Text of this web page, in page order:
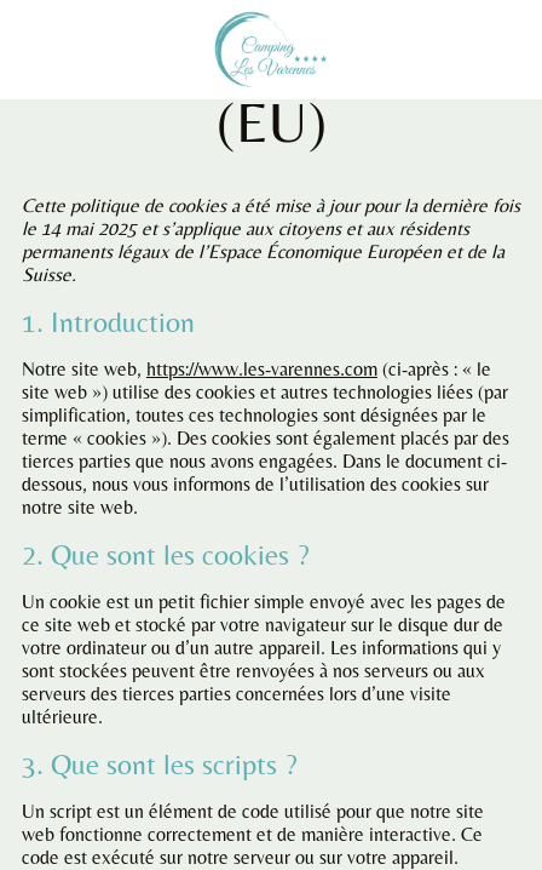
Politique de cookies
(EU)
Cette politique de cookies a été mise à jour pour la dernière fois
le 14 mai 2025 et s’applique aux citoyens et aux résidents
permanents légaux de l’Espace Économique Européen et de la
Suisse.
1. Introduction
Notre site web, https://www.les-varennes.com(ci-après : « le
site web ») utilise des cookies et autres technologies liées (par
simplification, toutes ces technologies sont désignées par le
terme « cookies »). Des cookies sont également placés par des
tierces parties que nous avons engagées. Dans le document ci-
dessous, nous vous informons de l’utilisation des cookies sur
notre site web.
2. Que sont les cookies ?
Un cookie est un petit fichier simple envoyé avec les pages de
ce site web et stocké par votre navigateur sur le disque dur de
votre ordinateur ou d’un autre appareil. Les informations qui y
sont stockées peuvent être renvoyées à nos serveurs ou aux
serveurs des tierces parties concernées lors d’une visite
ultérieure.
3. Que sont les scripts ?
Un script est un élément de code utilisé pour que notre site
web fonctionne correctement et de manière interactive. Ce
code est exécuté sur notre serveur ou sur votre appareil.